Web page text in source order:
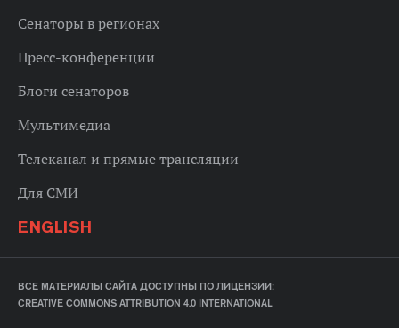
Сенаторы в регионах
Пресс-конференции
Блоги сенаторов
Мультимедиа
Телеканал и прямые трансляции
Для СМИ
ENGLISH
ВСЕ МАТЕРИАЛЫ САЙТА ДОСТУПНЫ ПО ЛИЦЕНЗИИ:
CREATIVE COMMONS ATTRIBUTION 4.0 INTERNATIONAL